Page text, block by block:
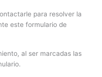
para resolver la
este formulario de
al ser marcadas las